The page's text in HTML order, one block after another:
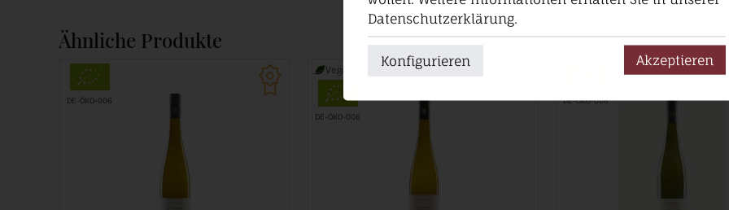
Ähnliche Produkte
DE-ÖKO-006
Vegan
DE-ÖKO-006
DE-ÖKO-006
Datenschutzerklärung.
Konfigurieren Akzeptieren